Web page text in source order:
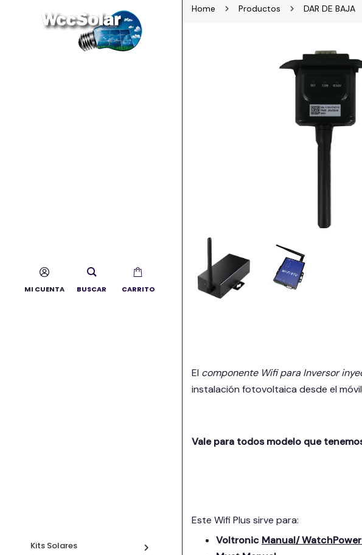
Kits Solares
MI CUENTA BUSCAR CARRITO
Home Productos DAR DE BAJA
El componente Wifi para Inversor
instalación fotovoltaica desde el
Vale para todos modelo que
Este Wifi Plus sirve para:
Voltronic Manual/